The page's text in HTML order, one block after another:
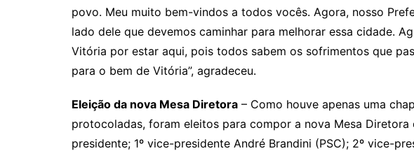
povo. Meu muito bem-vindos a todos vocês. Agora, nosso
lado dele que devemos caminhar para melhorar essa cidade.
Vitória por estar aqui, pois todos sabem os sofrimentos que
para o bem de Vitória”, agradeceu.
Eleição da nova Mesa Diretora – Como houve apenas uma
protocoladas, foram eleitos para compor a nova Mesa Diretora
presidente; 1º vice-presidente André Brandini (PSC); 2º vice-